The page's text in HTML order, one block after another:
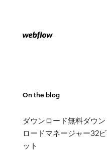
On the blog
ダウンロード無料ダウン
ロードマネージャー32ビ
ット